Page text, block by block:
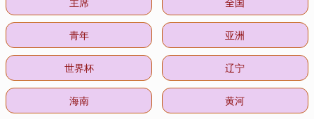
青年 亚洲
世界杯 辽宁
海南 黄河